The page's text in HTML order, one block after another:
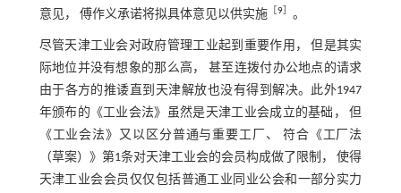
意见， 傅作义承诺将拟具体意见以供实施［ 9］ 。
尽管天津工业会对政府管理工业起到重要作用， 但是其实
际地位并没有想象的那么高， 甚至连拨付办公地点的请求
由于各方的推诿直到天津解放也没有得到解决。此外1947
年颁布的《工业会法》虽然是天津工业会成立的基础， 但
《工业会法》又以区分普通与重要工厂、 符合《工厂法
（草案）》第1条对天津工业会的会员构成做了限制， 使得
天津工业会会员仅仅包括普通工业同业公会和一部分实力